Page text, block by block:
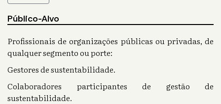
Público-Alvo
Profissionais de organizações públicas ou privadas, de
qualquer segmento ou porte:
Gestores de sustentabilidade.
Colaboradores participantes de gestão de
sustentabilidade.